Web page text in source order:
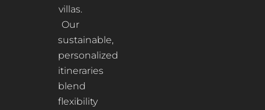
villas.
Our
sustainable,
personalized
itineraries
blend
flexibility